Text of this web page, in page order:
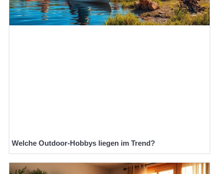
Welche Outdoor-Hobbys liegen im Trend?